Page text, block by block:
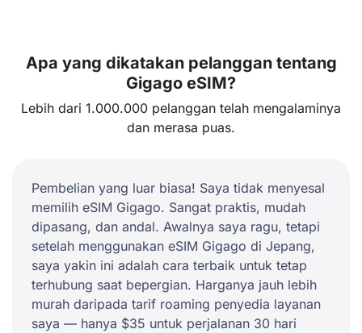
Apa yang dikatakan pelanggan tentang
Gigago eSIM?
Lebih dari 1.000.000 pelanggan telah mengalaminya
dan merasa puas.
Pembelian yang luar biasa! Saya tidak menyesal
memilih eSIM Gigago. Sangat praktis, mudah
dipasang, dan andal. Awalnya saya ragu, tetapi
setelah menggunakan eSIM Gigago di Jepang,
saya yakin ini adalah cara terbaik untuk tetap
terhubung saat bepergian. Harganya jauh lebih
murah daripada tarif roaming penyedia layanan
saya — hanya $35 untuk perjalanan 30 hari